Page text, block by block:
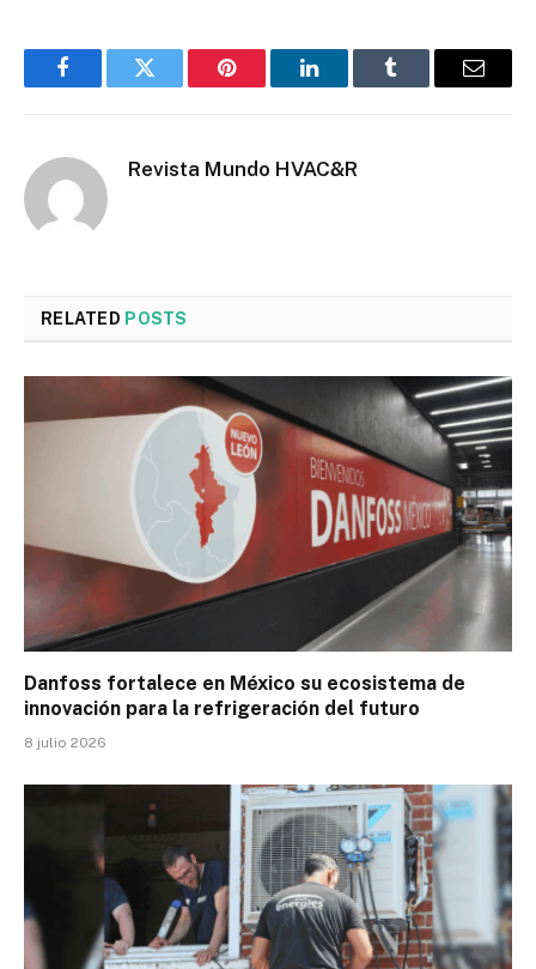
FacebookTwitter Pinterest LinkedInTumblr Email
Revista Mundo HVAC&R
RELATED POSTS
Danfoss fortalece en México su ecosistema de
innovación para la refrigeración del futuro
8 julio 2026